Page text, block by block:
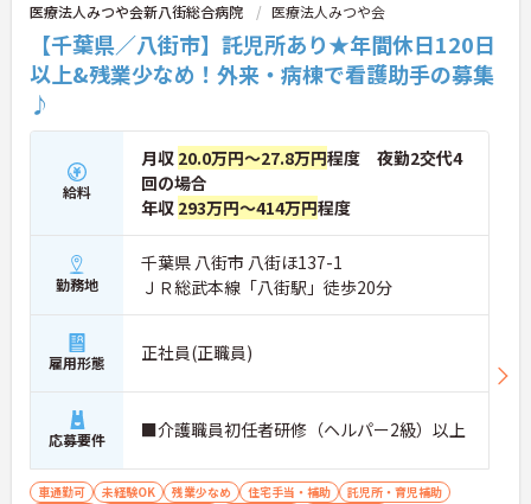
医療法人みつや会新八街総合病院 医療法人みつや会
【千葉県／八街市】託児所あり★年間休日120日
以上&残業少なめ！外来・病棟で看護助手の募集
♪
給料
月収 20.0万円～27.8万円程度 夜勤2交代4
回の場合
年収 293万円～414万円程度
勤務地
千葉県 八街市 八街ほ137-1
ＪＲ総武本線「八街駅」徒歩20分
雇用形態 正社員(正職員)
応募要件 ■介護職員初任者研修（ヘルパー2級）以上
車通勤可 未経験OK 残業少なめ 住宅手当・補助 託児所・育児補助